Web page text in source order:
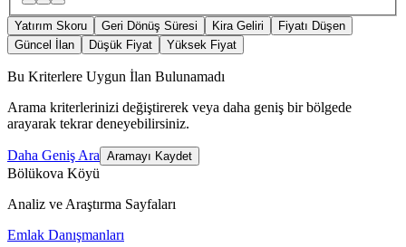
Yatırım Skoru Geri Dönüş Süresi Kira Geliri
Fiyatı Düşen
Güncel İlan
Düşük Fiyat Yüksek Fiyat
Bu Kriterlere Uygun İlan Bulunamadı
Arama kriterlerinizi değiştirerek veya daha geniş bir bölgede
arayarak tekrar deneyebilirsiniz.
Daha Geniş Ara Aramayı Kaydet
Bölükova Köyü
Analiz ve Araştırma Sayfaları
Emlak Danışmanları